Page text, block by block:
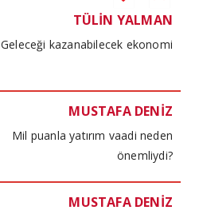
TÜLİN YALMAN
Geleceği kazanabilecek ekonomi
MUSTAFA DENİZ
Mil puanla yatırım vaadi neden
önemliydi?
MUSTAFA DENİZ